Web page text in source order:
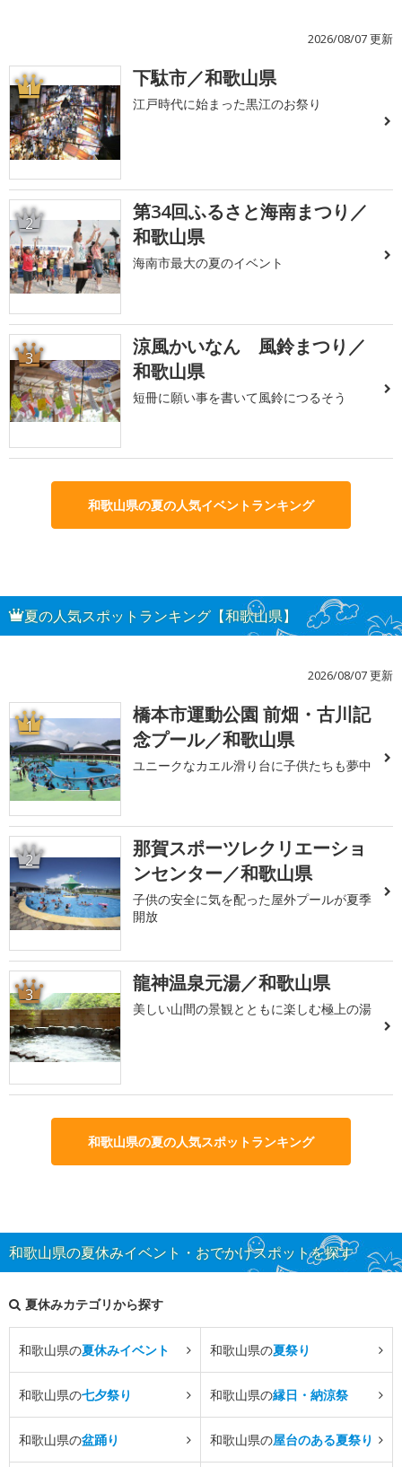
2026/08/07 更新
1 下駄市／和歌山県
江戸時代に始まった黒江のお祭り
2
第34回ふるさと海南まつり／
和歌山県
海南市最大の夏のイベント
3
涼風かいなん 風鈴まつり／
和歌山県
短冊に願い事を書いて風鈴につるそう
和歌山県の夏の人気イベントランキング
夏の人気スポットランキング【和歌山県】
2026/08/07 更新
1
橋本市運動公園 前畑・古川記
念プール／和歌山県
ユニークなカエル滑り台に子供たちも夢中
2
那賀スポーツレクリエーショ
ンセンター／和歌山県
子供の安全に気を配った屋外プールが夏季
開放
3 龍神温泉元湯／和歌山県
美しい山間の景観とともに楽しむ極上の湯
和歌山県の夏の人気スポットランキング
和歌山県の夏休みイベント・おでかけスポットを探す
夏休みカテゴリから探す
和歌山県の夏休みイベント 和歌山県の夏祭り
和歌山県の七夕祭り 和歌山県の縁日・納涼祭
和歌山県の盆踊り 和歌山県の屋台のある夏祭り